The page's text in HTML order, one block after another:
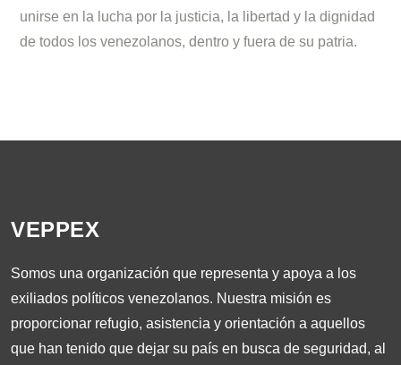
unirse en la lucha por la justicia, la libertad y la dignidad
de todos los venezolanos, dentro y fuera de su patria.
VEPPEX
Somos una organización que representa y apoya a los
exiliados políticos venezolanos. Nuestra misión es
proporcionar refugio, asistencia y orientación a aquellos
que han tenido que dejar su país en busca de seguridad, al